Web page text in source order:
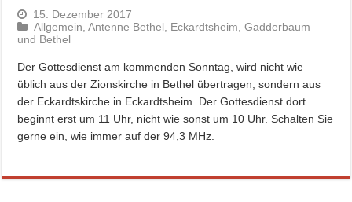
15. Dezember 2017
Allgemein ,Antenne Bethel Eckardtsheim ,Gadderbaum
und Bethel
Der Gottesdienst am kommenden Sonntag, wird nicht wie
üblich aus der Zionskirche in Bethel übertragen, sondern aus
der Eckardtskirche in Eckardtsheim. Der Gottesdienst dort
beginnt erst um 11 Uhr, nicht wie sonst um 10 Uhr. Schalten Sie
gerne ein, wie immer auf der 94,3 MHz.